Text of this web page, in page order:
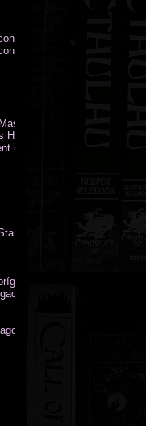
of Sunny Day Doings
of Sunny Day Doings New
Guide (PDF)
(PDF)
(PDF)
Rules (PDF)
Vol.1: Book One